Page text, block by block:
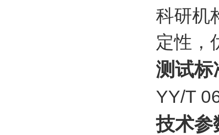
科研机
定性，
测试标
YY/T
技术参